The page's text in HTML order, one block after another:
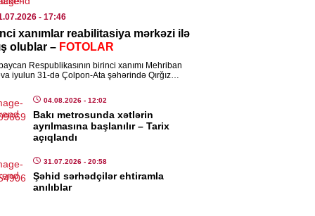
“Dinamo”ya qarşı
- 10:34
almaq istəyənlərin nəzərinə!
- 10:31
buludu”na köçürüb
- 10:30
- 17:46
xanımlar reabilitasiya mərkəzi ilə
olublar – FOTOLAR
Respublikasının birinci xanımı Mehriban
iyulun 31-də Çolpon-Ata şəhərində Qırğız
Respublikasının birinci […]
04.08.2026 - 12:02
Bakı metrosunda xətlərin
ayrılmasına başlanılır – Tarix
açıqlandı
31.07.2026 - 20:58
Şəhid sərhədçilər ehtiramla
anılıblar